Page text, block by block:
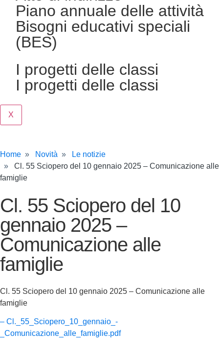
Piano annuale delle attività
Bisogni educativi speciali
(BES)
I progetti delle classi
I progetti delle classi
X
Home Novità
Le notizie
Cl. 55 Sciopero del 10 gennaio 2025 – Comunicazione alle
famiglie
Cl. 55 Sciopero del 10
gennaio 2025 –
Comunicazione alle
famiglie
Cl. 55 Sciopero del 10 gennaio 2025 – Comunicazione alle
famiglie
– Cl._55_Sciopero_10_gennaio_-
_Comunicazione_alle_famiglie.pdf